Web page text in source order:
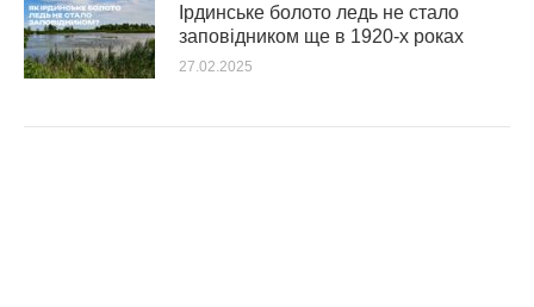
Ірдинське болото ледь не стало
заповідником ще в 1920-х роках
27.02.2025